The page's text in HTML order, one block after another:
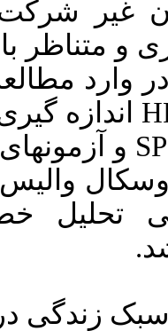
ﺷﺮﻛﺖﻛﻨﻨﺪه در این
گروه مواجهه
شدند. سبک
و تحلیل داده
کای اسکوئر،
آنالیز
نسبی از
مواجهه